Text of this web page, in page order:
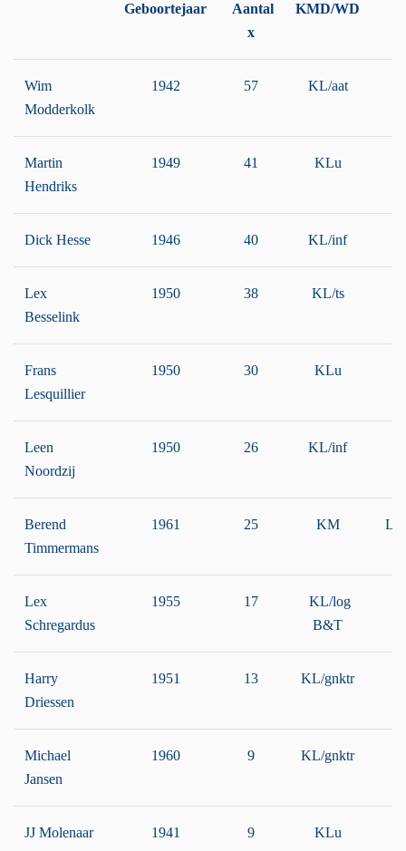
Geboortejaar
Aantal
x
KMD/WD
Wim
Modderkolk
1942 57 KL/aat
Martin
Hendriks
1949 41 KLu
Dick Hesse 1946 40 KL/inf
Lex
Besselink
1950 38 KL/ts
Frans
Lesquillier
1950 30 KLu
Leen
Noordzij
1950 26 KL/inf
Berend
Timmermans
1961 25 KM
Lex
Schregardus
1955 17
KL/log
B&T
Harry
Driessen
1951 13 KL/gnktr
Michael
Jansen
1960 9 KL/gnktr
JJ Molenaar 1941 9 KLu